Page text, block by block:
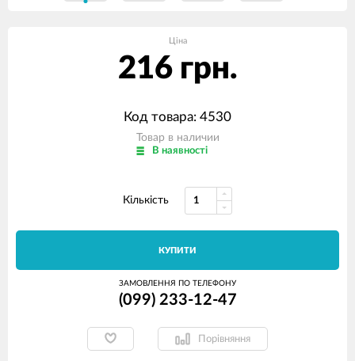
Ціна
216 грн.
Код товара: 4530
Товар в наличии
В наявності
Кількість
КУПИТИ
ЗАМОВЛЕННЯ ПО ТЕЛЕФОНУ
(099) 233-12-47
Порівняння